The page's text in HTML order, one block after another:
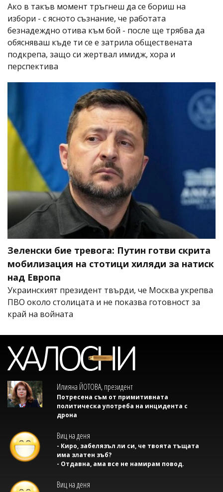
Ако в такъв момент тръгнеш да се бориш на
избори - с ясното съзнание, че работата
безнадеждно отива към бой - после ще трябва да
обясняваш къде ти се е затрила обществената
подкрепа, защо си жертвал имидж, хора и
перспектива
Зеленски бие тревога: Путин готви скрита
мобилизация на стотици хиляди за натиск
над Европа
Украинският президент твърди, че Москва укрепва
ПВО около столицата и не показва готовност за
край на войната
Илияна ЙОТОВА, президент
Потресена съм от примитивната
политическа употреба на инцидента с
дрона
Виц на деня
- Киро, забелязъл ли си, че твоята тъщата
има златен зъб?
- Отдавна, ама все не намирам повод.
Виц на деня